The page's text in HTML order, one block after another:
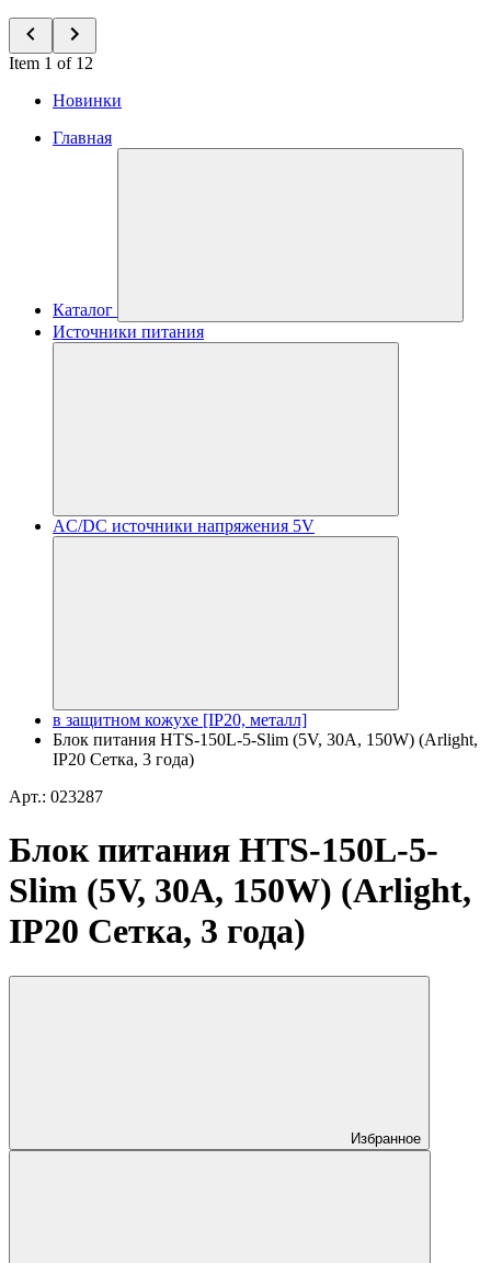
Item 1 of 12
Новинки
Главная
Каталог
Источники питания
AC/DC источники напряжения 5V
в защитном кожухе [IP20, металл]
Блок питания HTS-150L-5-Slim (5V, 30A, 150W) (Arlight,
IP20 Сетка, 3 года)
Арт.: 023287
Блок питания HTS-150L-5-
Slim (5V, 30A, 150W) (Arlight,
IP20 Сетка, 3 года)
Избранное